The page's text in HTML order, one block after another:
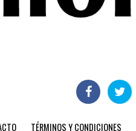
TÉRMINOS Y CONDICIONES